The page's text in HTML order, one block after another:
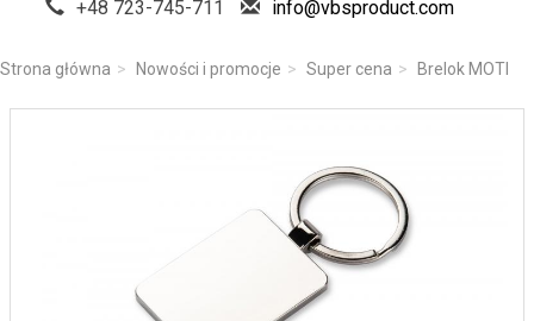
+48 723-745-711 info@vbsproduct.com
Strona główna Nowości i promocje Super cena Brelok MOTI